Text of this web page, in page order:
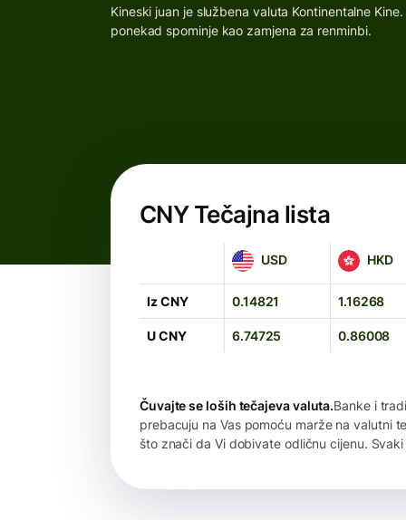
Kineski juan je službena valuta Kontinentalne
ponekad spominje kao zamjena za renminbi.
CNY Tečajna lista
USD
USD HKD
HKD
Iz CNY 0.14821 1.16268
U CNY 6.74725 0.86008
Čuvajte se loših tečajeva valuta.Banke i
prebacuju na Vas pomoću marže na valutni
što znači da Vi dobivate odličnu cijenu.